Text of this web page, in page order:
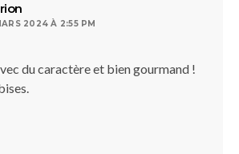
2024 À 2:55 PM
du caractère et bien gourmand !